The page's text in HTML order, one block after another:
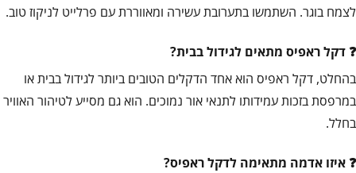
לצמח בוגר. השתמשו בתערובת עשירה ומאווררת עם פרלייט לניקוז טוב.
דקל ראפיס מתאים לגידול בבית?
בהחלט, דקל ראפיס הוא אחד הדקלים הטובים ביותר לגידול בבית או
במרפסת בזכות עמידותו לתנאי אור נמוכים. הוא גם מסייע לטיהור האוויר
בחלל.
איזו אדמה מתאימה לדקל ראפיס?